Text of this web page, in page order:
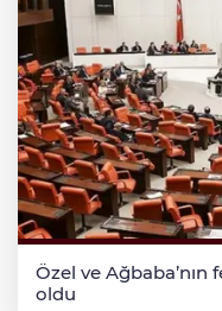
Özel ve Ağbaba’nın
oldu